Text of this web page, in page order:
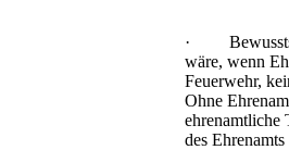
·
wäre, wenn
Feuerwehr,
Ohne
ehrenamtliche
des